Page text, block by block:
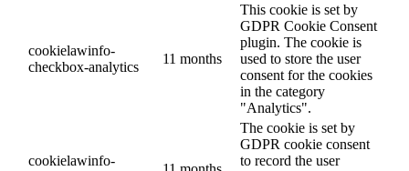
cookielawinfo-
checkbox-analytics
11 months
This cookie is set by
GDPR Cookie Consent
plugin. The cookie is
used to store the user
consent for the cookies
in the category
"Analytics".
cookielawinfo-
The cookie is set by
GDPR cookie consent
to record the user